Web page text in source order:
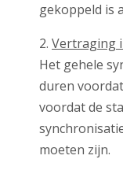
gekoppeld is
2. Vertraging
Het gehele
duren
voordat de
moeten zijn.